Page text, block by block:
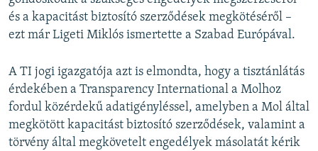
és a kapacitást biztosító szerződések megkötéséről –
ezt már Ligeti Miklós ismertette a Szabad Európával.
A TI jogi igazgatója azt is elmondta, hogy a tisztánlátás
érdekében a Transparency International a Molhoz
fordul közérdekű adatigényléssel, amelyben a Mol által
megkötött kapacitást biztosító szerződések, valamint a
törvény által megkövetelt engedélyek másolatát kérik